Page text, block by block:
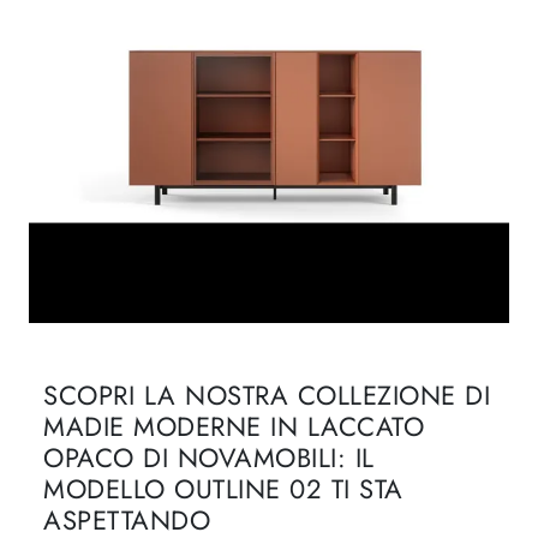
SCOPRI LA NOSTRA COLLEZIONE DI
MADIE MODERNE IN LACCATO
OPACO DI NOVAMOBILI: IL
MODELLO OUTLINE 02 TI STA
ASPETTANDO